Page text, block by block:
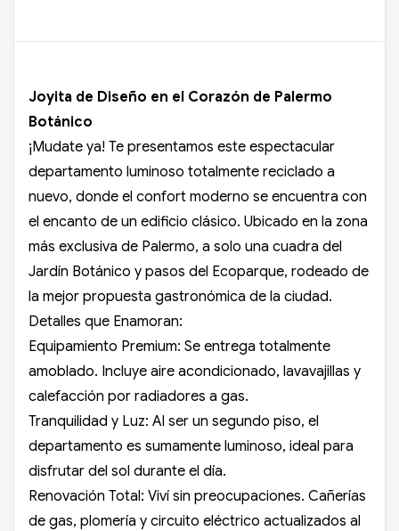
Joyita de Diseño en el Corazón de Palermo
Botánico
¡Mudate ya! Te presentamos este espectacular
departamento luminoso totalmente reciclado a
nuevo, donde el confort moderno se encuentra con
el encanto de un edificio clásico. Ubicado en la zona
más exclusiva de Palermo, a solo una cuadra del
Jardín Botánico y pasos del Ecoparque, rodeado de
la mejor propuesta gastronómica de la ciudad.
Detalles que Enamoran:
Equipamiento Premium: Se entrega totalmente
amoblado. Incluye aire acondicionado, lavavajillas y
calefacción por radiadores a gas.
Tranquilidad y Luz: Al ser un segundo piso, el
departamento es sumamente luminoso, ideal para
disfrutar del sol durante el día.
Renovación Total: Viví sin preocupaciones. Cañerías
de gas, plomería y circuito eléctrico actualizados al